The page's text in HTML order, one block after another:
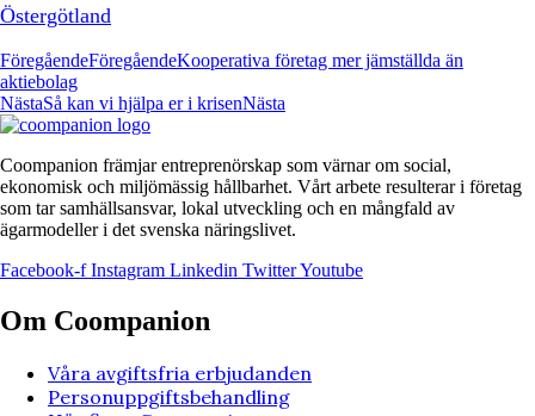
Östergötland
FöregåendeFöregåendeKooperativa företag mer jämställda än
aktiebolag
NästaSå kan vi hjälpa er i krisenNästa
Coompanion främjar entreprenörskap som värnar om social,
ekonomisk och miljömässig hållbarhet. Vårt arbete resulterar i företag
som tar samhällsansvar, lokal utveckling och en mångfald av
ägarmodeller i det svenska näringslivet.
Facebook-f Instagram Linkedin TwitterYoutube
Om Coompanion
Våra avgiftsfria erbjudanden
Personuppgiftsbehandling